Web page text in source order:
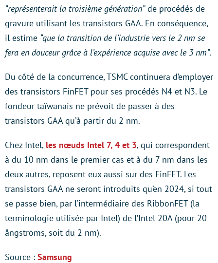
“représenterait la troisième génération”de procédés de
gravure utilisant les transistors GAA. En conséquence,
il estime “que la transition de l’industrie vers le 2 nm se
fera en douceur grâce à l’expérience acquise avec le 3 nm”.
Du côté de la concurrence, TSMC continuera d’employer
des transistors FinFET pour ses procédés N4 et N3. Le
fondeur taïwanais ne prévoit de passer à des
transistors GAA qu’à partir du 2 nm.
Chez Intel, les nœuds Intel 7, 4 et 3, qui correspondent
à du 10 nm dans le premier cas et à du 7 nm dans les
deux autres, reposent eux aussi sur des FinFET. Les
transistors GAA ne seront introduits qu’en 2024, si tout
se passe bien, par l’intermédiaire des RibbonFET (la
terminologie utilisée par Intel) de l’Intel 20A (pour 20
ångströms, soit du 2 nm).
Source : Samsung